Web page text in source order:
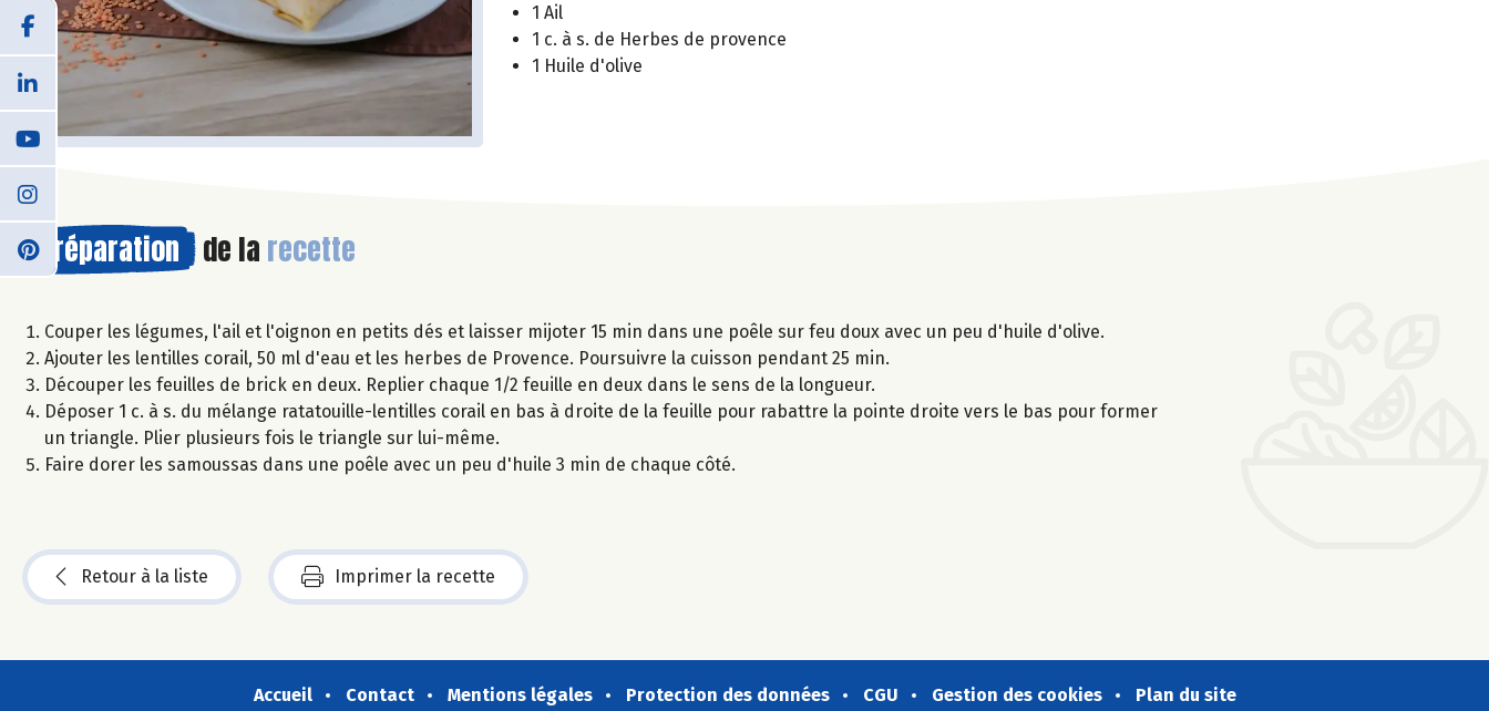
1 Ail
1 c. à s. de Herbes de provence
1 Huile d'olive
Préparation de la recette
Couper les légumes, l'ail et l'oignon en petits dés et laisser mijoter 15 min dans une poêle sur feu doux avec un peu d'huile d'olive.
Ajouter les lentilles corail, 50 ml d'eau et les herbes de Provence. Poursuivre la cuisson pendant 25 min.
Découper les feuilles de brick en deux. Replier chaque 1/2 feuille en deux dans le sens de la longueur.
Déposer 1 c. à s. du mélange ratatouille-lentilles corail en bas à droite de la feuille pour rabattre la pointe droite vers le bas pour former
un triangle. Plier plusieurs fois le triangle sur lui-même.
Faire dorer les samoussas dans une poêle avec un peu d'huile 3 min de chaque côté.
Retour à la liste Imprimer la recette
Accueil Contact Mentions légales Protection des données CGU Gestion des cookies Plan du site